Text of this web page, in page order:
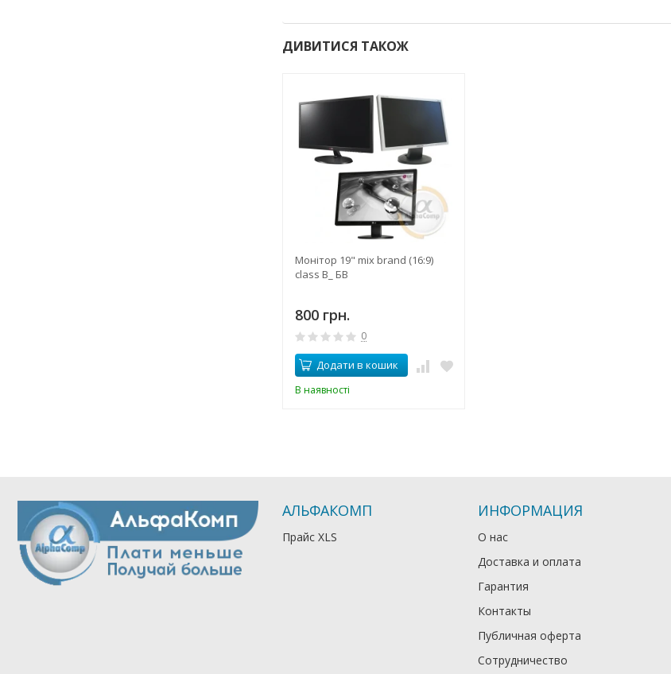
ДИВИТИСЯ ТАКОЖ
Монітор 19" mix brand (16:9)
class B_ БВ
800 грн.
0
Додати в кошик
В наявності
АЛЬФАКОМП
Прайс XLS
ИНФОРМАЦИЯ
О нас
Доставка и оплата
Гарантия
Контакты
Публичная оферта
Сотрудничество